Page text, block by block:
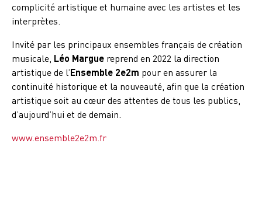
complicité artistique et humaine avec les artistes et les
interprètes.
Invité par les principaux ensembles français de création
musicale, Léo Margue reprend en 2022 la direction
artistique de l’Ensemble 2e2m pour en assurer la
continuité historique et la nouveauté, afin que la création
artistique soit au cœur des attentes de tous les publics,
d’aujourd’hui et de demain.
www.ensemble2e2m.fr